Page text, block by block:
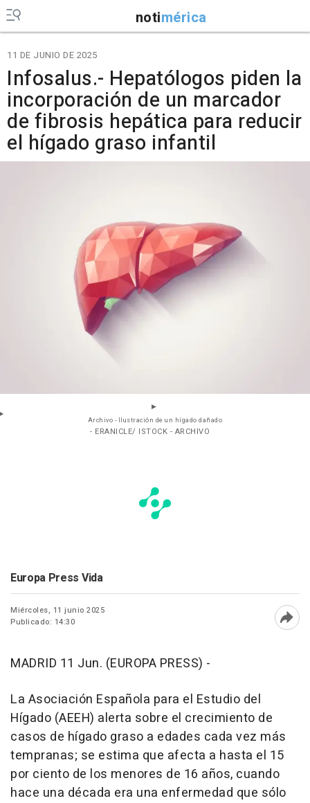
notimérica
11 DE JUNIO DE 2025
Infosalus.- Hepatólogos piden la
incorporación de un marcador
de fibrosis hepática para reducir
el hígado graso infantil
Archivo - Ilustración de un hígado dañado
- ERANICLE/ ISTOCK - ARCHIVO
Europa Press Vida
Miércoles, 11 junio 2025
Publicado: 14:30
MADRID 11 Jun. (EUROPA PRESS) -
La Asociación Española para el Estudio del
Hígado (AEEH) alerta sobre el crecimiento de
casos de hígado graso a edades cada vez más
tempranas; se estima que afecta a hasta el 15
por ciento de los menores de 16 años, cuando
hace una década era una enfermedad que sólo